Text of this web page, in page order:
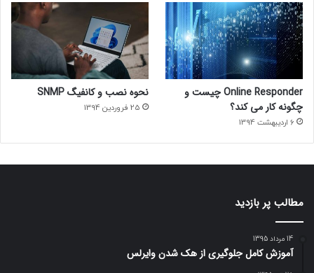
Online Responder چیست و
چگونه کار می کند؟
6 اردیبهشت 1394
نحوه نصب و کانفیگ SNMP
25 فروردین 1394
مطالب پر بازدید
14 مرداد 1395
آموزش کامل جلوگیری از هک شدن وایرلس